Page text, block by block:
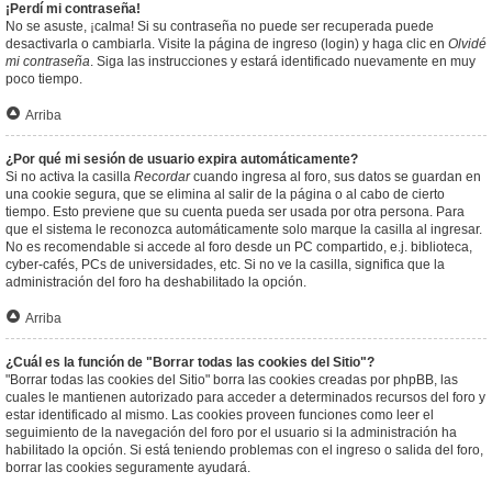
¡Perdí mi contraseña!
No se asuste, ¡calma! Si su contraseña no puede ser recuperada puede
desactivarla o cambiarla. Visite la página de ingreso (login) y haga clic en Olvidé
mi contraseña. Siga las instrucciones y estará identificado nuevamente en muy
poco tiempo.
Arriba
¿Por qué mi sesión de usuario expira automáticamente?
Si no activa la casilla Recordarcuando ingresa al foro, sus datos se guardan en
una cookie segura, que se elimina al salir de la página o al cabo de cierto
tiempo. Esto previene que su cuenta pueda ser usada por otra persona. Para
que el sistema le reconozca automáticamente solo marque la casilla al ingresar.
No es recomendable si accede al foro desde un PC compartido, e.j. biblioteca,
cyber-cafés, PCs de universidades, etc. Si no ve la casilla, significa que la
administración del foro ha deshabilitado la opción.
Arriba
¿Cuál es la función de "Borrar todas las cookies del Sitio"?
"Borrar todas las cookies del Sitio" borra las cookies creadas por phpBB, las
cuales le mantienen autorizado para acceder a determinados recursos del foro y
estar identificado al mismo. Las cookies proveen funciones como leer el
seguimiento de la navegación del foro por el usuario si la administración ha
habilitado la opción. Si está teniendo problemas con el ingreso o salida del foro,
borrar las cookies seguramente ayudará.